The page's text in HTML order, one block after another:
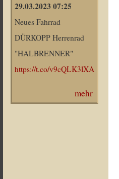
29.03.2023 07:25
Neues Fahrrad
DÜRKOPP Herrenrad
"HALBRENNER"
https://t.co/v9cQLK3lXA
mehr